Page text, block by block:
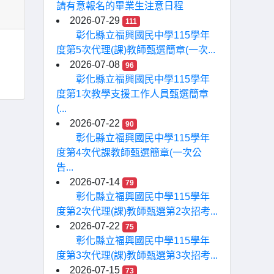
請有意報名的畢業生注意日程
2026-07-29
111
彰化縣立福興國民中學115學年
度第5次代理(課)教師甄選簡章(一次...
2026-07-08
96
彰化縣立福興國民中學115學年
度第1次教學支援工作人員甄選簡章
(...
2026-07-22
90
彰化縣立福興國民中學115學年
度第4次代課教師甄選簡章(一次公
告...
2026-07-14
79
彰化縣立福興國民中學115學年
度第2次代理(課)教師甄選第2次招考...
2026-07-22
75
彰化縣立福興國民中學115學年
度第3次代理(課)教師甄選第3次招考...
2026-07-15
73